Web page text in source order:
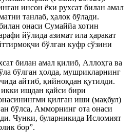
инсон ёки рухсат билан амал
танлаб, ҳалок бўлади.
онаси Сумаййа хотин
йўлида азимат ила ҳаракат
бўлган куфр сўзини
билан амал қилиб, Аллоҳга ва
бўлган ҳолда, мушрикларнинг
айтиб, қийноқдан қутилди.
ишдан қайси бири
қилган иши (мақбул)
бўлса, Амморнинг ота онаси
Чунки, буларникида Исломият
бор”.